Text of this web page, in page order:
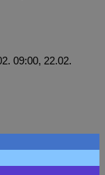
09:00, 22.02.